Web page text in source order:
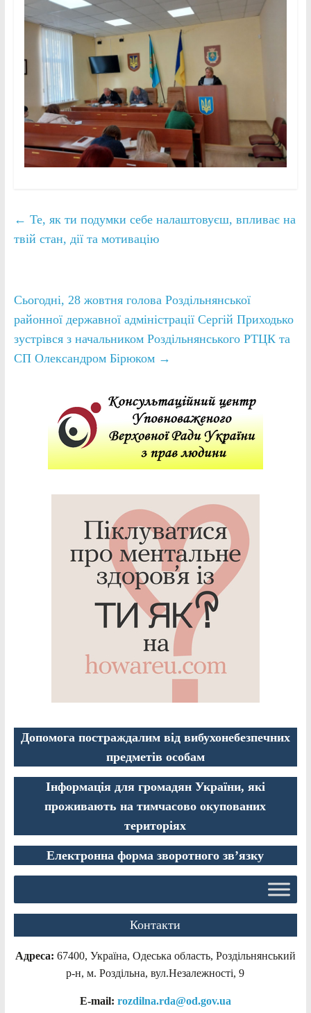
← Те, як ти подумки себе налаштовуєш, впливає на
твій стан, дії та мотивацію
Сьогодні, 28 жовтня голова Роздільнянської
районної державної адміністрації Сергій Приходько
зустрівся з начальником Роздільнянського РТЦК та
СП Олександром Бірюком →
Допомога постраждалим від вибухонебезпечних
предметів особам
Інформація для громадян України, які
проживають на тимчасово окупованих
територіях
Електронна форма зворотного зв’язку
Контакти
Адреса: 67400, Україна, Одеська область, Роздільнянський
р-н, м. Роздільна, вул.Незалежності, 9
E-mail: rozdilna.rda@od.gov.ua